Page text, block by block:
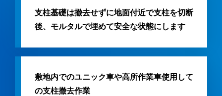
支柱基礎は撤去せずに地面付近で支柱を切断
後、モルタルで埋めて安全な状態にします
敷地内でのユニック車や高所作業車使用して
の支柱撤去作業